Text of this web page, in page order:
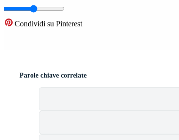
Condividi su Pinterest
Parole chiave correlate